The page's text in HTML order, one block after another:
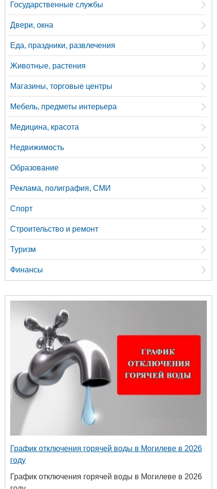
Государственные службы
Двери, окна
Еда, праздники, развлечения
Животные, растения
Магазины, торговые центры
Мебель, предметы интерьера
Медицина, красота
Недвижимость
Образование
Реклама, полиграфия, СМИ
Спорт
Строительство и ремонт
Туризм
Финансы
График отключения горячей воды в Могилеве в 2026
году
График отключения горячей воды в Могилеве в 2026